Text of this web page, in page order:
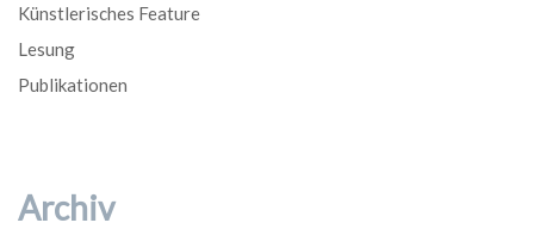
Künstlerisches Feature
Lesung
Publikationen
Archiv